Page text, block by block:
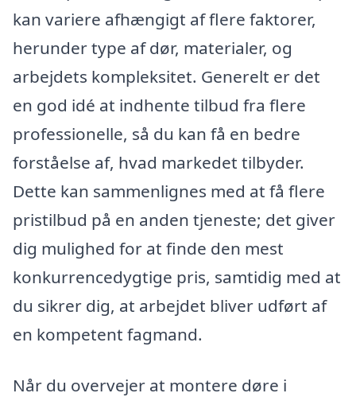
kan variere afhængigt af flere faktorer,
herunder type af dør, materialer, og
arbejdets kompleksitet. Generelt er det
en god idé at indhente tilbud fra flere
professionelle, så du kan få en bedre
forståelse af, hvad markedet tilbyder.
Dette kan sammenlignes med at få flere
pristilbud på en anden tjeneste; det giver
dig mulighed for at finde den mest
konkurrencedygtige pris, samtidig med at
du sikrer dig, at arbejdet bliver udført af
en kompetent fagmand.
Når du overvejer at montere døre i